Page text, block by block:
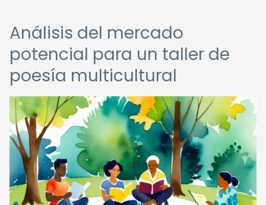
Análisis del mercado
potencial para un taller de
poesía multicultural